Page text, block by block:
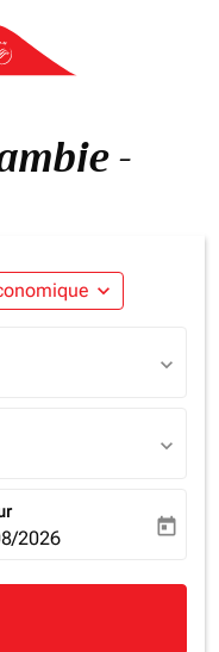
-
expand_more
expand_more
expand_more
return-date-aria-
2026 today